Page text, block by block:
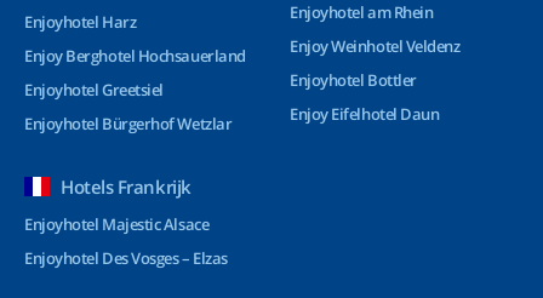
Enjoyhotel Harz
Enjoy Berghotel Hochsauerland
Enjoyhotel Greetsiel
Enjoyhotel Bürgerhof Wetzlar
Enjoyhotel am Rhein
Enjoy Weinhotel Veldenz
Enjoyhotel Bottler
Enjoy Eifelhotel Daun
Hotels Frankrijk
Enjoyhotel Majestic Alsace
Enjoyhotel Des Vosges – Elzas